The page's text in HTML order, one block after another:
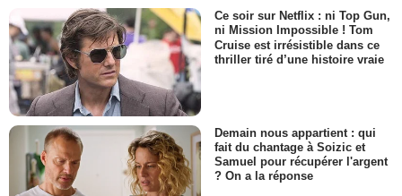
Ce soir sur Netflix : ni Top Gun,
ni Mission Impossible ! Tom
Cruise est irrésistible dans ce
thriller tiré d’une histoire vraie
Demain nous appartient : qui
fait du chantage à Soizic et
Samuel pour récupérer l'argent
? On a la réponse